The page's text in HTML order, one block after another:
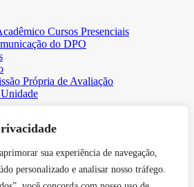
sua experiência de navegação,
personalizado e analisar nosso tráfego.
Cursos Presenciais
do DPO
Própria de Avaliação
Psicopedagógico
Social
ao Egresso
Institucional (PDI))